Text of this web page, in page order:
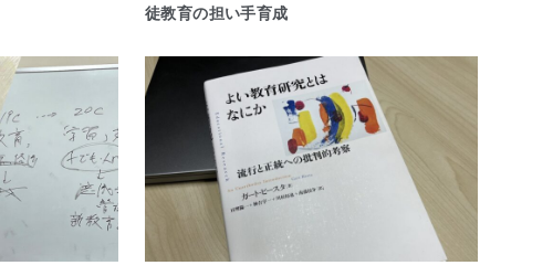
徒教育の担い手育成